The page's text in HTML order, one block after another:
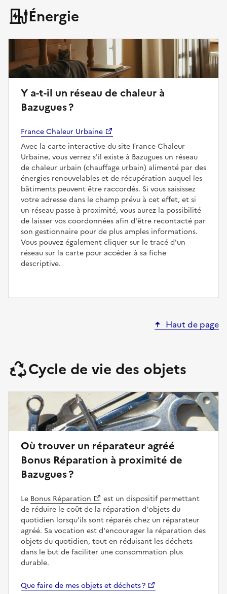
Énergie
Y a-t-il un réseau de chaleur à
Bazugues ?
France Chaleur Urbaine
Avec la carte interactive du site France Chaleur
Urbaine, vous verrez s'il existe à Bazugues un réseau
de chaleur urbain (chauffage urbain) alimenté par des
énergies renouvelables et de récupération auquel les
bâtiments peuvent être raccordés. Si vous saisissez
votre adresse dans le champ prévu à cet effet, et si
un réseau passe à proximité, vous aurez la possibilité
de laisser vos coordonnées afin d'être recontacté par
son gestionnaire pour de plus amples informations.
Vous pouvez également cliquer sur le tracé d'un
réseau sur la carte pour accéder à sa fiche
descriptive.
Haut de page
Cycle de vie des objets
Où trouver un réparateur agréé
Bonus Réparation à proximité de
Bazugues ?
Le Bonus Réparation
est un dispositif permettant
de réduire le coût de la réparation d'objets du
quotidien lorsqu'ils sont réparés chez un réparateur
agréé. Sa vocation est d'encourager la réparation des
objets du quotidien, tout en réduisant les déchets
dans le but de faciliter une consommation plus
durable.
Que faire de mes objets et déchets ?